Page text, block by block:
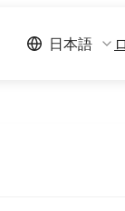
日本語